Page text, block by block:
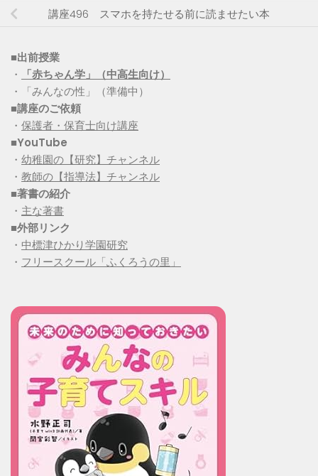
講座496 スマホを持たせる前に読ませたい本
■出前授業
・
「赤ちゃん学」（中高生向け）
・「みんなの性」（準備中）
■講座のご依頼
・ 保護者・保育士向け講座
■YouTube
・ 幼稚園の【研究】チャンネル
・ 教師の【指導法】チャンネル
■著書の紹介
・ 主な著書
■外部リンク
・ 中標津ひかり学園研究
・ フリースクール「ふくろうの里」